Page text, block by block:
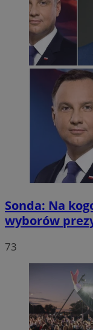
Sonda: Na
wyborów
73